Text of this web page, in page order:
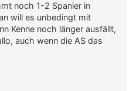
noch 1-2 Spanier in
will es unbedingt mit
Kenne noch länger ausfällt,
auch wenn die AS das